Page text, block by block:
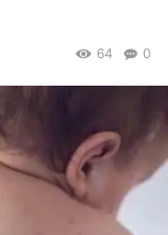
0
64